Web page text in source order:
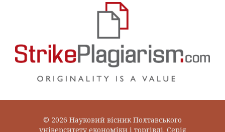
© 2026 Науковий вісник Полтавського
університету економіки і торгівлі. Серія